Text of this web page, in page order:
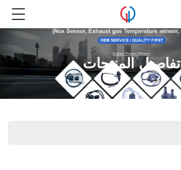
تفاصيل المنتجات